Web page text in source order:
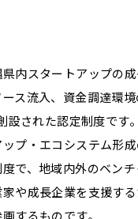
内スタートアップの成
ス流入、資金調達環
設された認定制度です
プ・エコシステム形
で、地域内外のベン
や成長企業を支援す
するものです。